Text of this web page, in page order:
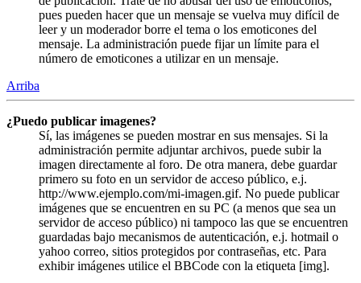
pues pueden hacer que un mensaje se vuelva muy difícil de
leer y un moderador borre el tema o los emoticones del
mensaje. La administración puede fijar un límite para el
número de emoticones a utilizar en un mensaje.
Arriba
¿Puedo publicar imagenes?
Sí, las imágenes se pueden mostrar en sus mensajes. Si la
administración permite adjuntar archivos, puede subir la
imagen directamente al foro. De otra manera, debe guardar
primero su foto en un servidor de acceso público, e.j.
http://www.ejemplo.com/mi-imagen.gif. No puede publicar
imágenes que se encuentren en su PC (a menos que sea un
servidor de acceso público) ni tampoco las que se encuentren
guardadas bajo mecanismos de autenticación, e.j. hotmail o
yahoo correo, sitios protegidos por contraseñas, etc. Para
exhibir imágenes utilice el BBCode con la etiqueta [img].